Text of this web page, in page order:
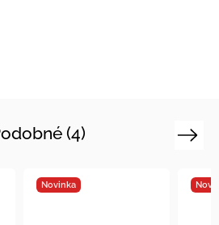
(4)
Novinka
Next